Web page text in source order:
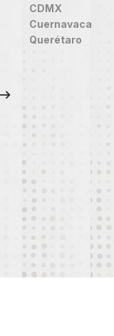
CDMX
Cuernavaca
Querétaro